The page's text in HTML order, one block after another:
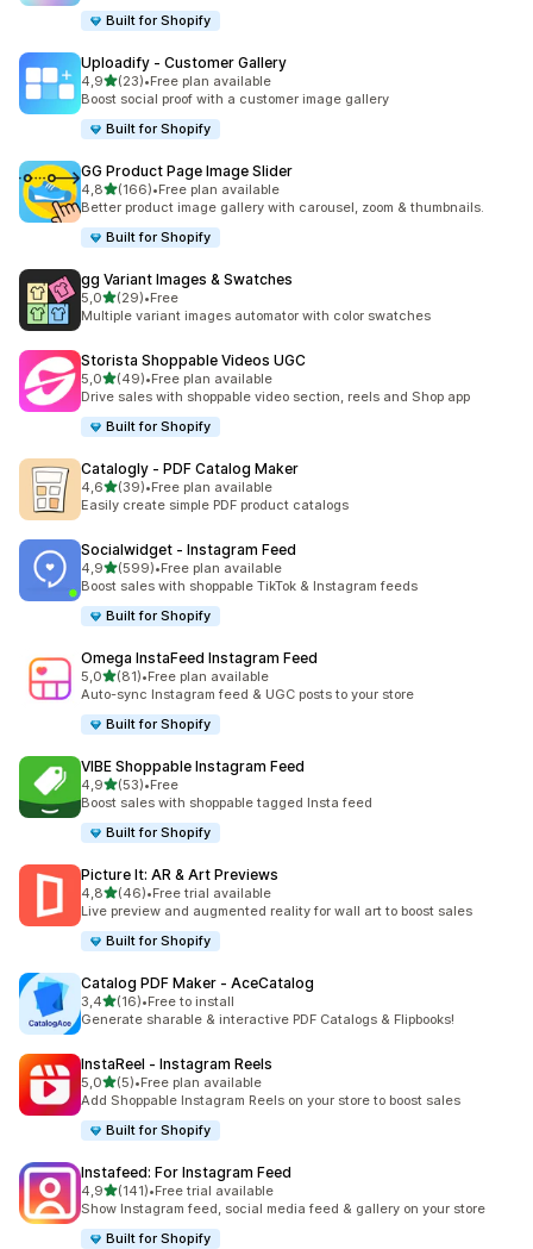
Built for Shopify
Uploadify ‑ Customer Gallery
4,9av 5 stjerner
(23)
Totalt 23 omtaler
•Free plan available
Boost social proof with a customer image gallery
Built for Shopify
GG Product Page Image Slider
4,8av 5 stjerner
(166)
Totalt 166 omtaler
•Free plan available
Better product image gallery with carousel, zoom & thumbnails.
Built for Shopify
gg Variant Images & Swatches
5,0av 5 stjerner
(29)
Totalt 29 omtaler
•Free
Multiple variant images automator with color swatches
Storista Shoppable Videos UGC
5,0av 5 stjerner
(49)
Totalt 49 omtaler
•Free plan available
Drive sales with shoppable video section, reels and Shop app
Built for Shopify
Catalogly ‑ PDF Catalog Maker
4,6av 5 stjerner
(39)
Totalt 39 omtaler
•Free plan available
Easily create simple PDF product catalogs
Socialwidget ‑ Instagram Feed
4,9av 5 stjerner
(599)
Totalt 599 omtaler
•Free plan available
Boost sales with shoppable TikTok & Instagram feeds
Built for Shopify
Omega InstaFeed Instagram Feed
5,0av 5 stjerner
(81)
Totalt 81 omtaler
•Free plan available
Auto-sync Instagram feed & UGC posts to your store
Built for Shopify
VIBE Shoppable Instagram Feed
4,9av 5 stjerner
(53)
Totalt 53 omtaler
•Free
Boost sales with shoppable tagged Insta feed
Built for Shopify
Picture It: AR & Art Previews
4,8av 5 stjerner
(46)
Totalt 46 omtaler
•Free trial available
Live preview and augmented reality for wall art to boost sales
Built for Shopify
Catalog PDF Maker ‑ AceCatalog
3,4av 5 stjerner
(16)
Totalt 16 omtaler
•Free to install
Generate sharable & interactive PDF Catalogs & Flipbooks!
InstaReel ‑ Instagram Reels
5,0av 5 stjerner
(5)
Totalt 5 omtaler
•Free plan available
Add Shoppable Instagram Reels on your store to boost sales
Built for Shopify
Instafeed: For Instagram Feed
4,9av 5 stjerner
(141)
Totalt 141 omtaler
•Free trial available
Show Instagram feed, social media feed & gallery on your store
Built for Shopify